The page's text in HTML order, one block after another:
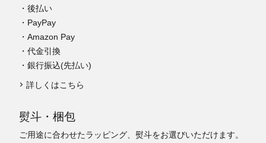
・後払い
・PayPay
・Amazon Pay
・代金引換
・銀行振込(先払い)
詳しくはこちら
熨斗・梱包
ご用途に合わせたラッピング、熨斗をお選びいただけます。